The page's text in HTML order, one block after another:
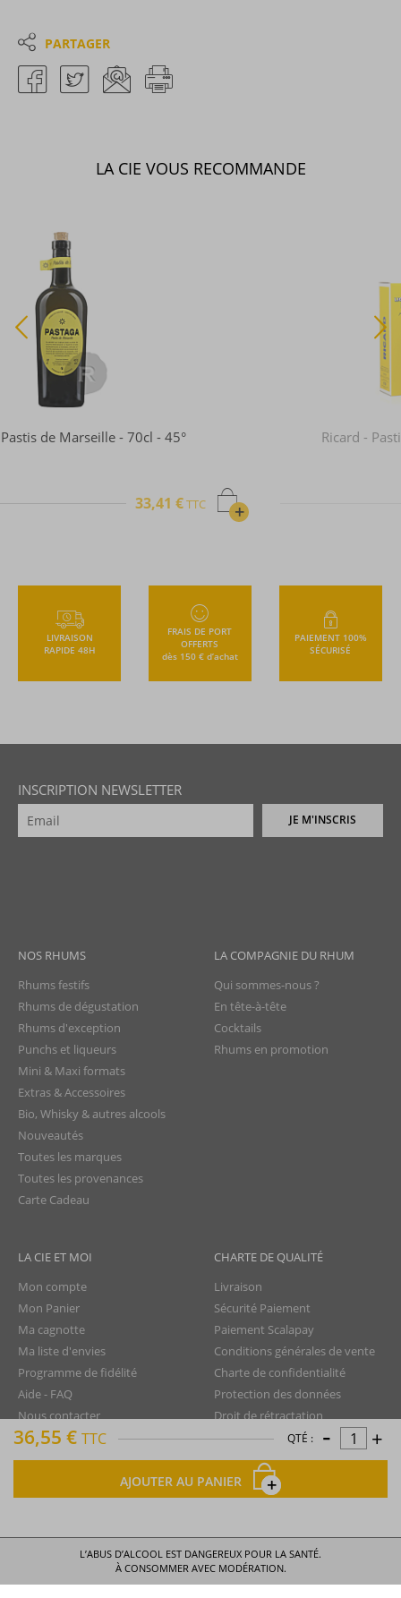
36,55 € TTC QTÉ : - +
AJOUTER AU PANIER
PARTAGER
LA CIE VOUS RECOMMANDE
Ricard - Pastis - Coffret Lehanneur - 2 verres et
LIVRAISON
RAPIDE 48H
FRAIS DE PORT
OFFERTS
dès 150 € d’achat
PAIEMENT 100%
SÉCURISÉ
INSCRIPTION NEWSLETTER
JE M'INSCRIS
NOS RHUMS
Rhums festifs
Rhums de dégustation
Rhums d'exception
Punchs et liqueurs
Mini & Maxi formats
Extras & Accessoires
Bio, Whisky & autres alcools
Nouveautés
Toutes les marques
Toutes les provenances
Carte Cadeau
LA COMPAGNIE DU RHUM
Qui sommes-nous ?
En tête-à-tête
Cocktails
Rhums en promotion
LA CIE ET MOI
Mon compte
Mon Panier
Ma cagnotte
Ma liste d'envies
Programme de fidélité
Aide - FAQ
Nous contacter
CHARTE DE QUALITÉ
Livraison
Sécurité Paiement
Paiement Scalapay
Conditions générales de vente
Charte de confidentialité
Protection des données
Droit de rétractation
Mentions légales
Plan du site
La Compagnie du Rhum © tous droits réservés
L’ABUS D’ALCOOL EST DANGEREUX POUR LA SANTÉ.
À CONSOMMER AVEC MODÉRATION.